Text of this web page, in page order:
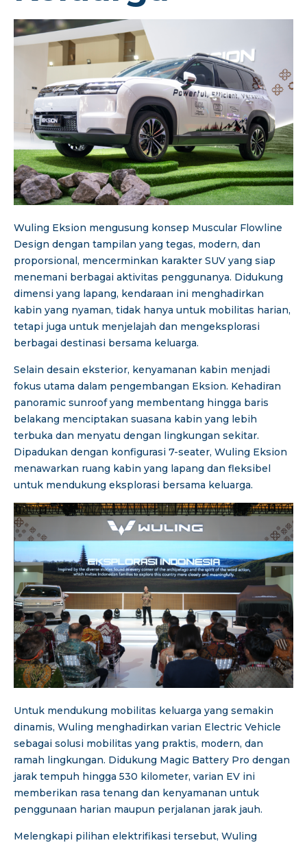
Wuling Eksion mengusung konsep Muscular Flowline
Design dengan tampilan yang tegas, modern, dan
proporsional, mencerminkan karakter SUV yang siap
menemani berbagai aktivitas penggunanya. Didukung
dimensi yang lapang, kendaraan ini menghadirkan
kabin yang nyaman, tidak hanya untuk mobilitas harian,
tetapi juga untuk menjelajah dan mengeksplorasi
berbagai destinasi bersama keluarga.
Selain desain eksterior, kenyamanan kabin menjadi
fokus utama dalam pengembangan Eksion. Kehadiran
panoramic sunroof yang membentang hingga baris
belakang menciptakan suasana kabin yang lebih
terbuka dan menyatu dengan lingkungan sekitar.
Dipadukan dengan konfigurasi 7-seater, Wuling Eksion
menawarkan ruang kabin yang lapang dan fleksibel
untuk mendukung eksplorasi bersama keluarga.
Untuk mendukung mobilitas keluarga yang semakin
dinamis, Wuling menghadirkan varian Electric Vehicle
sebagai solusi mobilitas yang praktis, modern, dan
ramah lingkungan. Didukung Magic Battery Pro dengan
jarak tempuh hingga 530 kilometer, varian EV ini
memberikan rasa tenang dan kenyamanan untuk
penggunaan harian maupun perjalanan jarak jauh.
Melengkapi pilihan elektrifikasi tersebut, Wuling